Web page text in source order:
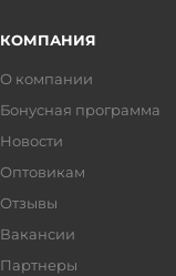
КОМПАНИЯ
О компании
Бонусная программа
Новости
Оптовикам
Отзывы
Вакансии
Партнеры